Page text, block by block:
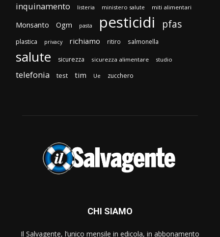
inquinamento listeria ministero salute miti alimentari
Monsanto Ogm pasta pesticidi pfas
plastica privacy richiamo ritiro salmonella
salute sicurezza sicurezza alimentare studio
telefonia test tim Ue zucchero
CHI SIAMO
Il Salvagente, l’unico mensile in edicola, in abbonamento